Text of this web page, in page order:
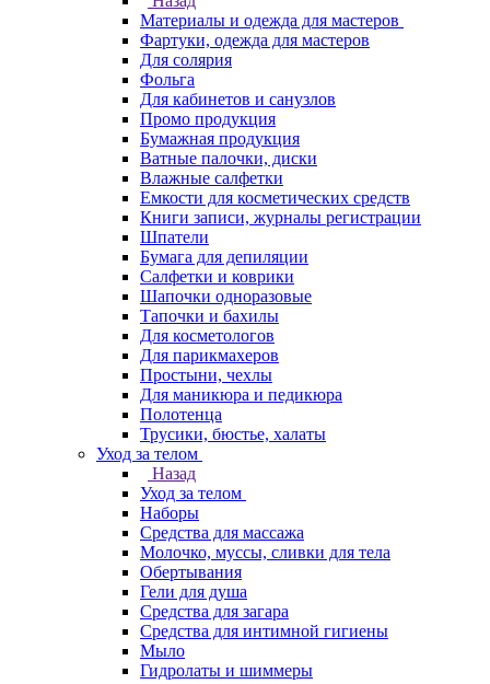
Материалы и одежда для мастеров
Фартуки, одежда для мастеров
Для солярия
Фольга
Для кабинетов и санузлов
Промо продукция
Бумажная продукция
Ватные палочки, диски
Влажные салфетки
Емкости для косметических средств
Книги записи, журналы регистрации
Шпатели
Бумага для депиляции
Салфетки и коврики
Шапочки одноразовые
Тапочки и бахилы
Для косметологов
Для парикмахеров
Простыни, чехлы
Для маникюра и педикюра
Полотенца
Трусики, бюстье, халаты
Уход за телом
Назад
Уход за телом
Наборы
Средства для массажа
Молочко, муссы, сливки для тела
Обертывания
Гели для душа
Средства для загара
Средства для интимной гигиены
Мыло
Гидролаты и шиммеры